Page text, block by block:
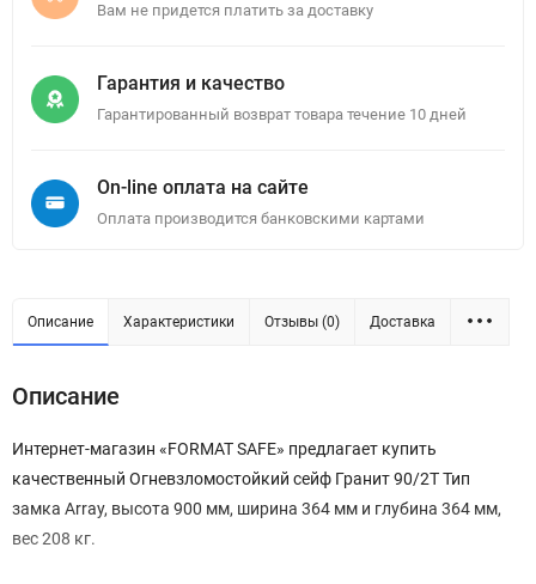
Вам не придется платить за доставку
Гарантия и качество
Гарантированный возврат товара течение 10 дней
On-line оплата на сайте
Оплата производится банковскими картами
Описание Характеристики Отзывы (0) Доставка
Описание
Интернет-магазин «FORMAT SAFE» предлагает купить
качественный Огневзломостойкий сейф Гранит 90/2T Тип
замка Array, высота 900 мм, ширина 364 мм и глубина 364 мм,
вес 208 кг.